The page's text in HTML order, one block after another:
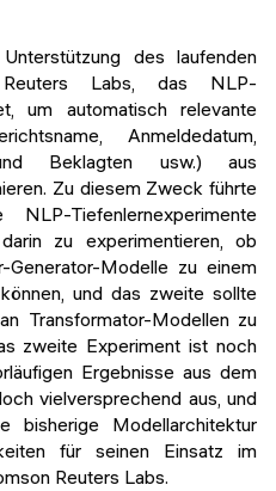
des laufenden
Labs, das NLP-
um automatisch relevante
Anmeldedatum,
Beklagten usw.) aus
Zu diesem Zweck führte
Tiefenlernexperimente
zu experimentieren, ob
Generator-Modelle zu einem
und das zweite sollte
Transformator-Modellen zu
zweite Experiment ist noch
Ergebnisse aus dem
vielversprechend aus, und
Modellarchitektur
für seinen Einsatz im
Reuters Labs.